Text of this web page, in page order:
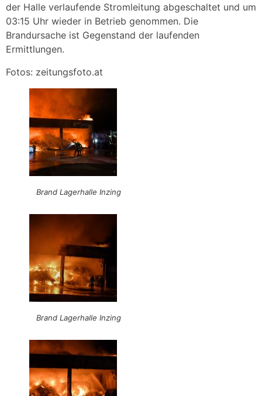
der Halle verlaufende Stromleitung abgeschaltet und um
03:15 Uhr wieder in Betrieb genommen. Die
Brandursache ist Gegenstand der laufenden
Ermittlungen.
Fotos: zeitungsfoto.at
Brand Lagerhalle Inzing
Brand Lagerhalle Inzing